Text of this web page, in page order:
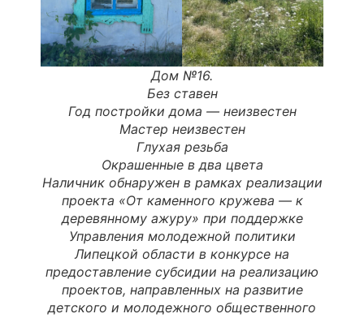
Дом №16.
Без ставен
Год постройки дома — неизвестен
Мастер неизвестен
Глухая резьба
Окрашенные в два цвета
Наличник обнаружен в рамках реализации
проекта «От каменного кружева — к
деревянному ажуру» при поддержке
Управления молодежной политики
Липецкой области в конкурсе на
предоставление субсидии на реализацию
проектов, направленных на развитие
детского и молодежного общественного